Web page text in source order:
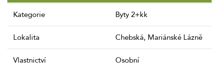
Kategorie Byty 2+kk
Lokalita Chebská, Mariánské Lázně
Vlastnictví Osobní